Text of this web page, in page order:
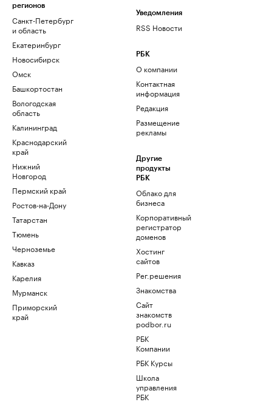
регионов
Санкт-Петербург
и область
Екатеринбург
Новосибирск
Омск
Башкортостан
Вологодская
область
Калининград
Краснодарский
край
Нижний
Новгород
Пермский край
Ростов-на-Дону
Татарстан
Тюмень
Черноземье
Кавказ
Карелия
Мурманск
Приморский
край
Уведомления
RSS Новости
РБК
О компании
Контактная
информация
Редакция
Размещение
рекламы
Другие
продукты
РБК
Облако для
бизнеса
Корпоративный
регистратор
доменов
Хостинг
сайтов
Рег.решения
Знакомства
Сайт
знакомств
podbor.ru
РБК
Компании
РБК Курсы
Школа
управления
РБК